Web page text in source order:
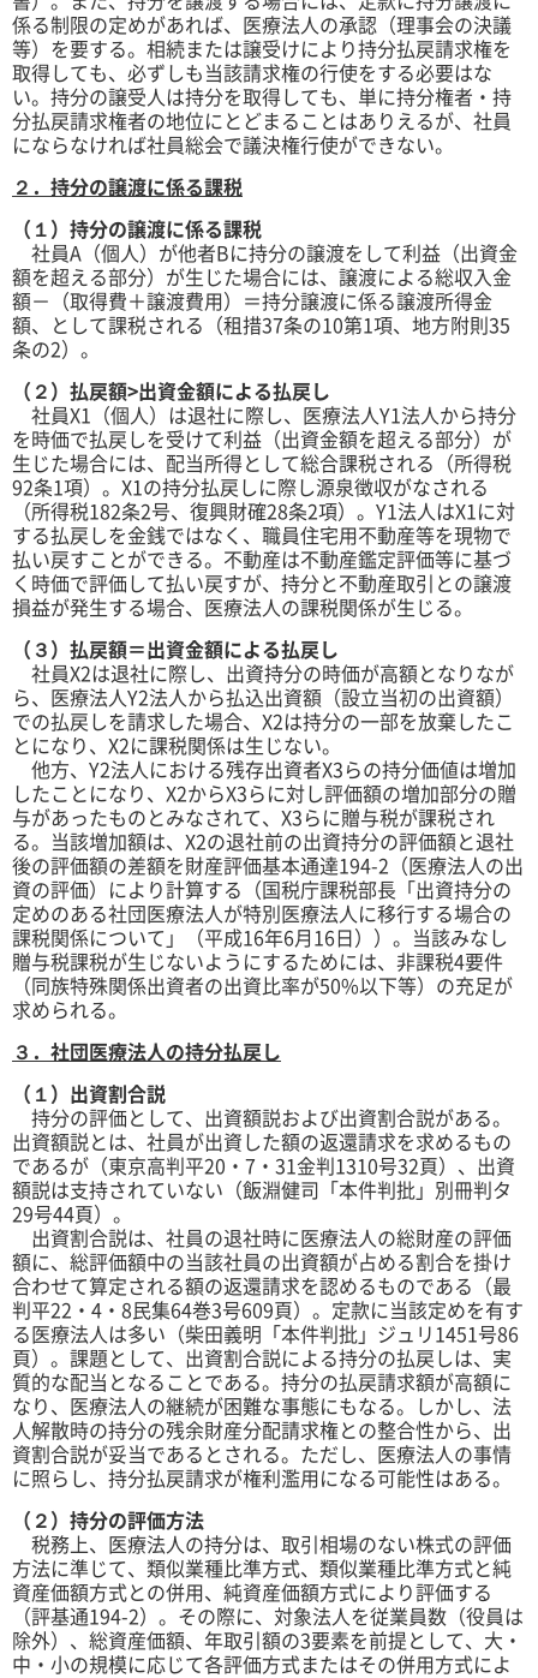
係る制限の定めがあれば、医療法人の承認（理事会の決議
等）を要する。相続または譲受けにより持分払戻請求権を
取得しても、必ずしも当該請求権の行使をする必要はな
い。持分の譲受人は持分を取得しても、単に持分権者・持
分払戻請求権者の地位にとどまることはありえるが、社員
にならなければ社員総会で議決権行使ができない。
２．持分の譲渡に係る課税
（１）持分の譲渡に係る課税
社員A（個人）が他者Bに持分の譲渡をして利益（出資金
額を超える部分）が生じた場合には、譲渡による総収入金
額－（取得費＋譲渡費用）＝持分譲渡に係る譲渡所得金
額、として課税される（租措37条の10第1項、地方附則35
条の2）。
（２）払戻額>出資金額による払戻し
社員X1（個人）は退社に際し、医療法人Y1法人から持分
を時価で払戻しを受けて利益（出資金額を超える部分）が
生じた場合には、配当所得として総合課税される（所得税
92条1項）。X1の持分払戻しに際し源泉徴収がなされる
（所得税182条2号、復興財確28条2項）。Y1法人はX1に対
する払戻しを金銭ではなく、職員住宅用不動産等を現物で
払い戻すことができる。不動産は不動産鑑定評価等に基づ
く時価で評価して払い戻すが、持分と不動産取引との譲渡
損益が発生する場合、医療法人の課税関係が生じる。
（３）払戻額＝出資金額による払戻し
社員X2は退社に際し、出資持分の時価が高額となりなが
ら、医療法人Y2法人から払込出資額（設立当初の出資額）
での払戻しを請求した場合、X2は持分の一部を放棄したこ
とになり、X2に課税関係は生じない。
他方、Y2法人における残存出資者X3らの持分価値は増加
したことになり、X2からX3らに対し評価額の増加部分の贈
与があったものとみなされて、X3らに贈与税が課税され
る。当該増加額は、X2の退社前の出資持分の評価額と退社
後の評価額の差額を財産評価基本通達194-2（医療法人の出
資の評価）により計算する（国税庁課税部長「出資持分の
定めのある社団医療法人が特別医療法人に移行する場合の
課税関係について」（平成16年6月16日））。当該みなし
贈与税課税が生じないようにするためには、非課税4要件
（同族特殊関係出資者の出資比率が50%以下等）の充足が
求められる。
３．社団医療法人の持分払戻し
（１）出資割合説
持分の評価として、出資額説および出資割合説がある。
出資額説とは、社員が出資した額の返還請求を求めるもの
であるが（東京高判平20・7・31金判1310号32頁）、出資
額説は支持されていない（飯淵健司「本件判批」別冊判タ
29号44頁）。
出資割合説は、社員の退社時に医療法人の総財産の評価
額に、総評価額中の当該社員の出資額が占める割合を掛け
合わせて算定される額の返還請求を認めるものである（最
判平22・4・8民集64巻3号609頁）。定款に当該定めを有す
る医療法人は多い（柴田義明「本件判批」ジュリ1451号86
頁）。課題として、出資割合説による持分の払戻しは、実
質的な配当となることである。持分の払戻請求額が高額に
なり、医療法人の継続が困難な事態にもなる。しかし、法
人解散時の持分の残余財産分配請求権との整合性から、出
資割合説が妥当であるとされる。ただし、医療法人の事情
に照らし、持分払戻請求が権利濫用になる可能性はある。
（２）持分の評価方法
税務上、医療法人の持分は、取引相場のない株式の評価
方法に準じて、類似業種比準方式、類似業種比準方式と純
資産価額方式との併用、純資産価額方式により評価する
（評基通194-2）。その際に、対象法人を従業員数（役員は
除外）、総資産価額、年取引額の3要素を前提として、大・
中・小の規模に応じて各評価方式またはその併用方式によ